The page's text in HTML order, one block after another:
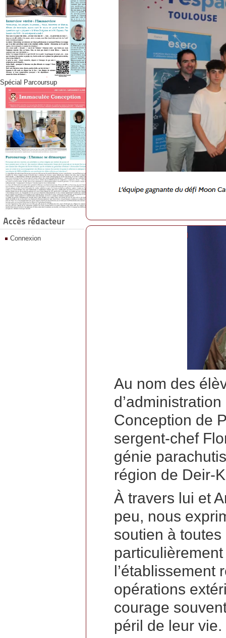
Spécial Parcoursup
Accès rédacteur
Connexion
Au nom des
Conception de
sergent-chef
génie
région de Deir-
À travers lui et
peu, nous
soutien à
l’établissement
opérations
courage
péril de leur vie.